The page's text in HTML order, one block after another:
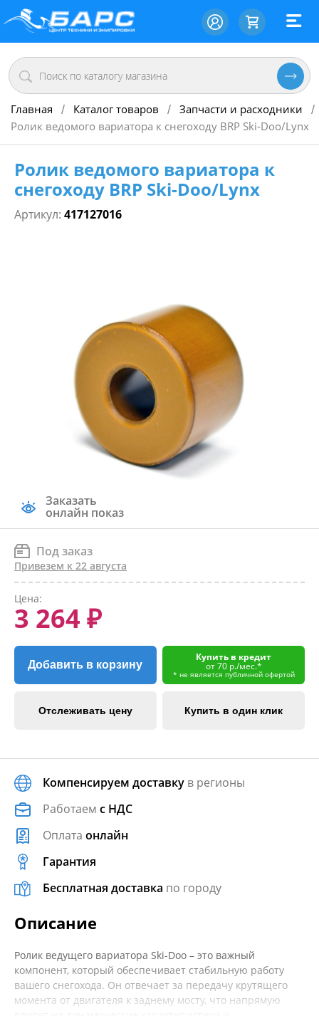
Главная / Каталог товаров / Запчасти и расходники
/
Ролик ведомого вариатора к снегоходу BRP Ski-Doo/Lynx
Ролик ведомого вариатора к
снегоходу BRP Ski-Doo/Lynx
Артикул: 417127016
Заказать
онлайн показ
Под заказ
Привезем к 22 августа
Цена:
3 264 ₽
Добавить в корзину
Купить в кредит
от 70 р./мес.*
* не является публичной офертой
Отслеживать цену Купить в один клик
Компенсируем доставку в регионы
Работаем с НДС
Оплата онлайн
Гарантия
Бесплатная доставка по городу
Описание
Ролик ведущего вариатора Ski-Doo – это важный
компонент, который обеспечивает стабильную работу
вашего снегохода. Он отвечает за передачу крутящего
момента от двигателя к заднему мосту, что напрямую